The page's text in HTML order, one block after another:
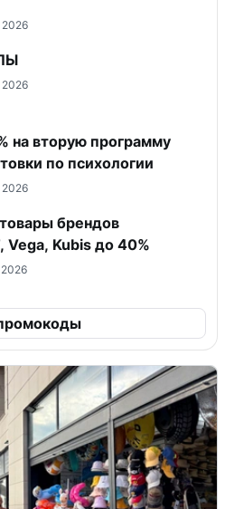
2026
2026
на вторую программу
по психологии
2026
брендов
Vega, Kubis до 40%